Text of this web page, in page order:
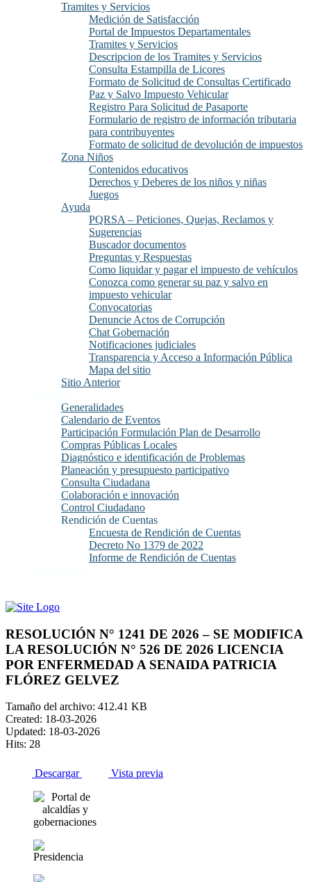
Tramites y Servicios
Medición de Satisfacción
Portal de Impuestos Departamentales
Tramites y Servicios
Descripcion de los Tramites y Servicios
Consulta Estampilla de Licores
Formato de Solicitud de Consultas Certificado
Paz y Salvo Impuesto Vehicular
Registro Para Solicitud de Pasaporte
Formulario de registro de información tributaria
para contribuyentes
Formato de solicitud de devolución de impuestos
Zona Niños
Contenidos educativos
Derechos y Deberes de los niños y niñas
Juegos
Ayuda
PQRSA – Peticiones, Quejas, Reclamos y
Sugerencias
Buscador documentos
Preguntas y Respuestas
Como liquidar y pagar el impuesto de vehículos
Conozca como generar su paz y salvo en
impuesto vehicular
Convocatorias
Denuncie Actos de Corrupción
Chat Gobernación
Notificaciones judiciales
Transparencia y Acceso a Información Pública
Mapa del sitio
Sitio Anterior
Generalidades
Calendario de Eventos
Participación Formulación Plan de Desarrollo
Compras Públicas Locales
Diagnóstico e identificación de Problemas
Planeación y presupuesto participativo
Consulta Ciudadana
Colaboración e innovación
Control Ciudadano
Rendición de Cuentas
Encuesta de Rendición de Cuentas
Decreto No 1379 de 2022
Informe de Rendición de Cuentas
RESOLUCIÓN N° 1241 DE 2026 – SE MODIFICA
LA RESOLUCIÓN N° 526 DE 2026 LICENCIA
POR ENFERMEDAD A SENAIDA PATRICIA
FLÓREZ GELVEZ
Tamaño del archivo: 412.41 KB
Created: 18-03-2026
Updated: 18-03-2026
Hits: 28
Descargar Vista previa